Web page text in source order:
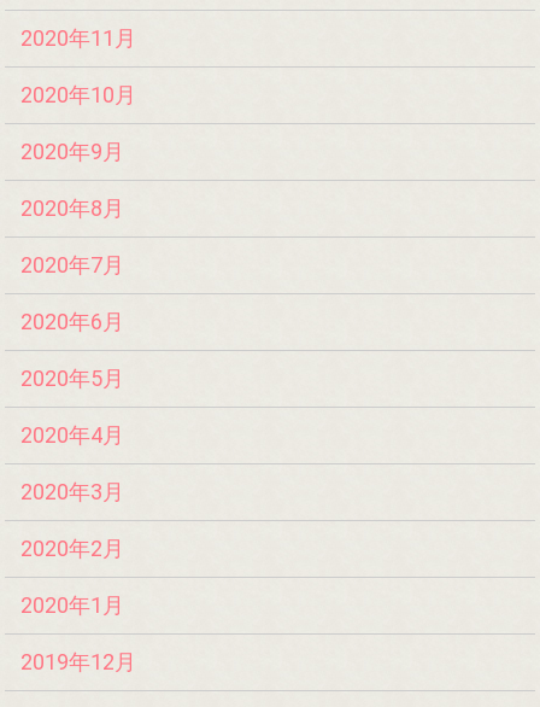
2020年11月
2020年10月
2020年9月
2020年8月
2020年7月
2020年6月
2020年5月
2020年4月
2020年3月
2020年2月
2020年1月
2019年12月